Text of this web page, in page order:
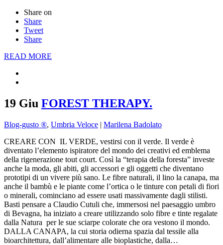
Share on
Share
Tweet
Share
READ MORE
19 Giu FOREST THERAPY.
Blog-gusto ®, Umbria Veloce | Marilena Badolato
CREARE CON IL VERDE, vestirsi con il verde. Il verde è
diventato l’elemento ispiratore del mondo dei creativi ed emblema
della rigenerazione tout court. Così la “terapia della foresta” investe
anche la moda, gli abiti, gli accessori e gli oggetti che diventano
prototipi di un vivere più sano. Le fibre naturali, il lino la canapa, ma
anche il bambù e le piante come l’ortica o le tinture con petali di fiori
o minerali, cominciano ad essere usati massivamente dagli stilisti.
Basti pensare a Claudio Cutuli che, immersosi nel paesaggio umbro
di Bevagna, ha iniziato a creare utilizzando solo fibre e tinte regalate
dalla Natura per le sue sciarpe colorate che ora vestono il mondo.
DALLA CANAPA, la cui storia odierna spazia dal tessile alla
bioarchitettura, dall’alimentare alle bioplastiche, dalla…